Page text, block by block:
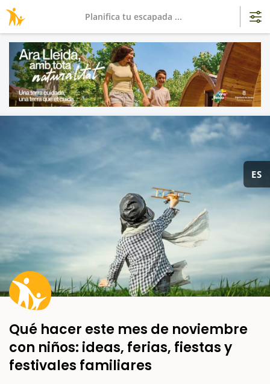
ES
Qué hacer este mes de noviembre
con niños: ideas, ferias, fiestas y
festivales familiares
Planifica tu escapada ...